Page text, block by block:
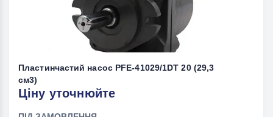
Пластинчастий насос PFE-41029/1DT 20 (29,3
см3)
Ціну уточнюйте